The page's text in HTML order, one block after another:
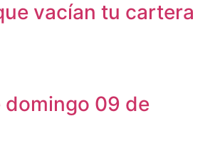
vacían tu cartera
domingo 09 de